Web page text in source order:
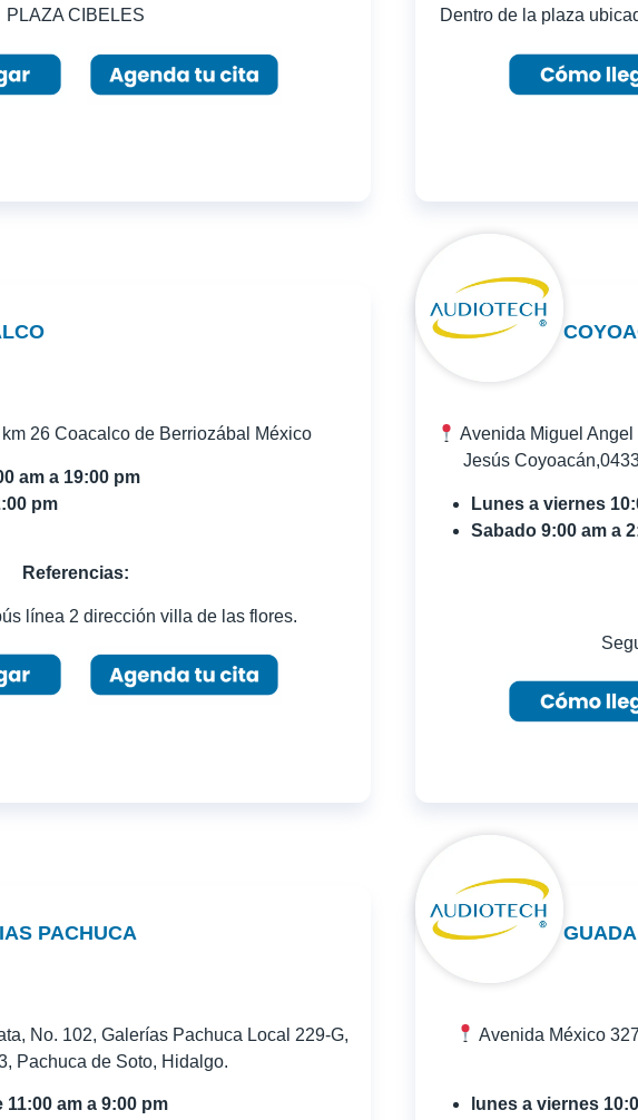
PLAZA CIBELES Dentro de la plaza
26 Coacalco de Berriozábal México
am a 19:00 pm
pm
Referencias:
línea 2 dirección villa de las flores.
Avenida Miguel
Jesús
Lunes a viernes
Sabado 9:00 am a
PACHUCA
No. 102, Galerías Pachuca Local 229-G,
Pachuca de Soto, Hidalgo.
am a 9:00 pm
Avenida México
lunes a viernes